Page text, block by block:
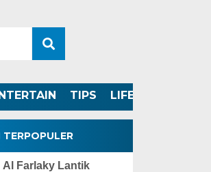
TIPS LIFESTYLE
Al Farlaky Lantik